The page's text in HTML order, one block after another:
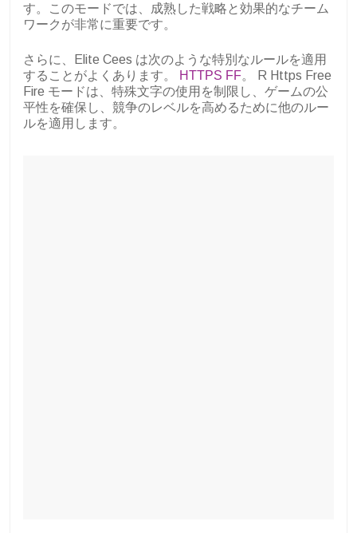
す。このモードでは、成熟した戦略と効果的なチーム
ワークが非常に重要です。
さらに、Elite Cees は次のような特別なルールを適用
することがよくあります。
HTTPS FF。 R Https Free
Fire モードは、特殊文字の使用を制限し、ゲームの公
平性を確保し、競争のレベルを高めるために他のルー
ルを適用します。